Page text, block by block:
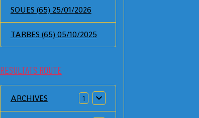
SOUES (65) 25/01/2026
TARBES (65) 05/10/2025
RESULTATS ROUTE
ARCHIVES 1